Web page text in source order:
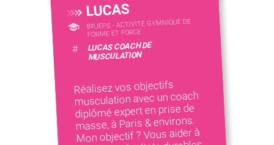
LUCAS
BPJEPS - ACTIVITÉ GYMNIQUE DE
FORME ET FORCE
# LUCAS COACH DE
MUSCULATION
Réalisez vos objectifs
musculation avec un coach
diplômé expert en prise de
masse, à Paris & environs.
Mon objectif ? Vous aider à